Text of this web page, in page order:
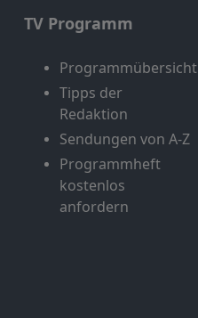
TV Programm
Programmübersicht
Tipps der
Redaktion
Sendungen von A-Z
Programmheft
kostenlos
anfordern